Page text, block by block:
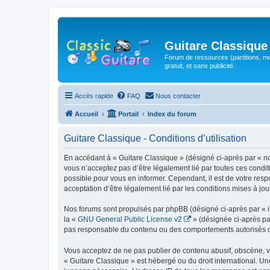
Guitare Classique
Forum de ressources (partitions,
gratuit, et sans publicité.
Accès rapide FAQ Nous contacter
Accueil Portail Index du forum
Guitare Classique - Conditions d’utilisation
En accédant à « Guitare Classique » (désigné ci-après par «
vous n’acceptez pas d’être légalement lié par toutes ces
possible pour vous en informer. Cependant, il est de votre
acceptation d’être légalement lié par les conditions mises à
Nos forums sont propulsés par phpBB (désigné ci-après par
la « GNU General Public License v2
» (désignée ci-après
pas responsable du contenu ou des comportements
Vous acceptez de ne pas publier de contenu abusif,
« Guitare Classique » est hébergé ou du droit international.